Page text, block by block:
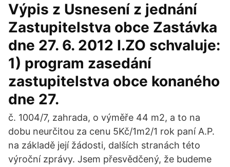
Výpis z Usnesení z jednání
Zastupitelstva obce Zastávka
dne 27. 6. 2012 I.ZO schvaluje:
1) program zasedání
zastupitelstva obce konaného
dne 27.
č. 1004/7, zahrada, o výměře 44 m2, a to na
dobu neurčitou za cenu 5Kč/1m2/1 rok paní A.P.
na základě její žádosti, dalších stranách této
výroční zprávy. Jsem přesvědčený, že budeme